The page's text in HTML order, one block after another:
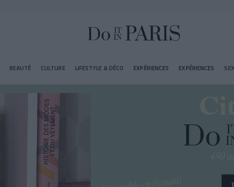
BEAUTÉ CULTURE LIFESTYLE & DÉCO EXPÉRIENCES EXPÉRIENCES